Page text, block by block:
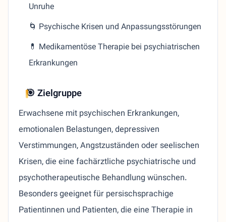
Unruhe
🌀 Psychische Krisen und Anpassungsstörungen
💊 Medikamentöse Therapie bei psychiatrischen
Erkrankungen
🎯 Zielgruppe
Erwachsene mit psychischen Erkrankungen,
emotionalen Belastungen, depressiven
Verstimmungen, Angstzuständen oder seelischen
Krisen, die eine fachärztliche psychiatrische und
psychotherapeutische Behandlung wünschen.
Besonders geeignet für persischsprachige
Patientinnen und Patienten, die eine Therapie in